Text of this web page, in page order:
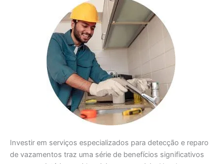
Investir em serviços especializados para detecção e reparo
de vazamentos traz uma série de benefícios significativos